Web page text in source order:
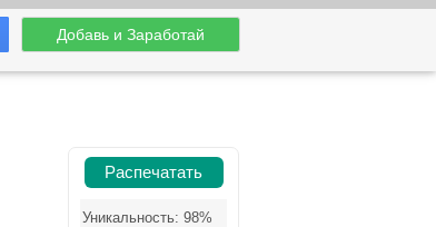
Добавь и Заработай
Распечатать
Уникальность: 98%